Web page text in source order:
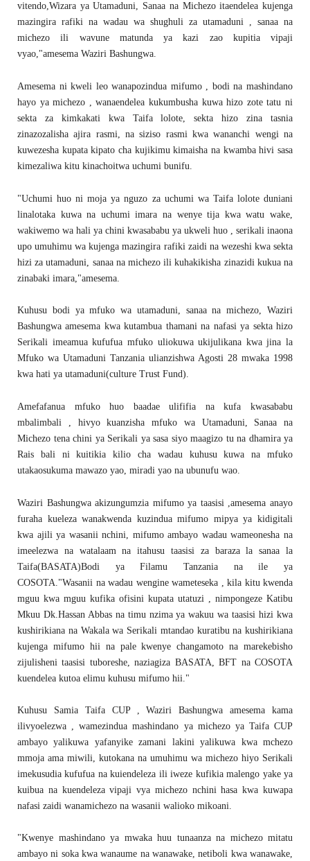
vitendo,Wizara ya Utamaduni, Sanaa na Michezo itaendelea kujenga
mazingira rafiki na wadau wa shughuli za utamaduni , sanaa na
michezo ili wavune matunda ya kazi zao kupitia vipaji
vyao,"amesema Waziri Bashungwa.
Amesema ni kweli leo wanapozindua mifumo , bodi na mashindano
hayo ya michezo , wanaendelea kukumbusha kuwa hizo zote tatu ni
sekta za kimkakati kwa Taifa lolote, sekta hizo zina tasnia
zinazozalisha ajira rasmi, na siziso rasmi kwa wananchi wengi na
kuwezesha kupata kipato cha kujikimu kimaisha na kwamba hivi sasa
kimezaliwa kitu kinachoitwa uchumi bunifu.
"Uchumi huo ni moja ya nguzo za uchumi wa Taifa lolote duniani
linalotaka kuwa na uchumi imara na wenye tija kwa watu wake,
wakiwemo wa hali ya chini kwasababu ya ukweli huo , serikali inaona
upo umuhimu wa kujenga mazingira rafiki zaidi na wezeshi kwa sekta
hizi za utamaduni, sanaa na michezo ili kuhakikisha zinazidi kukua na
zinabaki imara,"amesema.
Kuhusu bodi ya mfuko wa utamaduni, sanaa na michezo, Waziri
Bashungwa amesema kwa kutambua thamani na nafasi ya sekta hizo
Serikali imeamua kufufua mfuko uliokuwa ukijulikana kwa jina la
Mfuko wa Utamaduni Tanzania ulianzishwa Agosti 28 mwaka 1998
kwa hati ya utamaduni(culture Trust Fund).
Amefafanua mfuko huo baadae ulififia na kufa kwasababu
mbalimbali , hivyo kuanzisha mfuko wa Utamaduni, Sanaa na
Michezo tena chini ya Serikali ya sasa siyo maagizo tu na dhamira ya
Rais bali ni kuitikia kilio cha wadau kuhusu kuwa na mfuko
utakaosukuma mawazo yao, miradi yao na ubunufu wao.
Waziri Bashungwa akizungumzia mifumo ya taasisi ,amesema anayo
furaha kueleza wanakwenda kuzindua mifumo mipya ya kidigitali
kwa ajili ya wasanii nchini, mifumo ambayo wadau wameonesha na
imeelezwa na watalaam na itahusu taasisi za baraza la sanaa la
Taifa(BASATA)Bodi ya Filamu Tanzania na ile ya
COSOTA."Wasanii na wadau wengine wameteseka , kila kitu kwenda
mguu kwa mguu kufika ofisini kupata utatuzi , nimpongeze Katibu
Mkuu Dk.Hassan Abbas na timu nzima ya wakuu wa taasisi hizi kwa
kushirikiana na Wakala wa Serikali mtandao kuratibu na kushirikiana
kujenga mifumo hii na pale kwenye changamoto na marekebisho
zijulisheni taasisi tuboreshe, naziagiza BASATA, BFT na COSOTA
kuendelea kutoa elimu kuhusu mifumo hii."
Kuhusu Samia Taifa CUP , Waziri Bashungwa amesema kama
ilivyoelezwa , wamezindua mashindano ya michezo ya Taifa CUP
ambayo yalikuwa yafanyike zamani lakini yalikuwa kwa mchezo
mmoja ama miwili, kutokana na umuhimu wa michezo hiyo Serikali
imekusudia kufufua na kuiendeleza ili iweze kufikia malengo yake ya
kuibua na kuendeleza vipaji vya michezo nchini hasa kwa kuwapa
nafasi zaidi wanamichezo na wasanii walioko mikoani.
"Kwenye mashindano ya mwaka huu tunaanza na michezo mitatu
ambayo ni soka kwa wanaume na wanawake, netiboli kwa wanawake,